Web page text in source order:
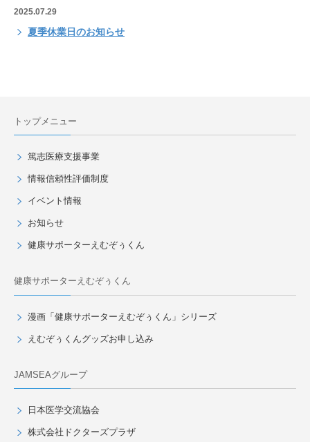
2025.07.29
夏季休業日のお知らせ
トップメニュー
篤志医療支援事業
情報信頼性評価制度
イベント情報
お知らせ
健康サポーターえむぞぅくん
健康サポーターえむぞぅくん
漫画「健康サポーターえむぞぅくん」シリーズ
えむぞぅくんグッズお申し込み
JAMSEAグループ
日本医学交流協会
株式会社ドクターズプラザ